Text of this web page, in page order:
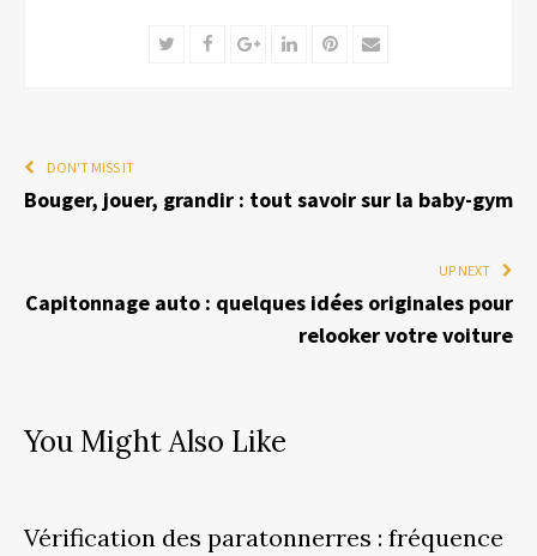
TwitterFacebookGoogle+LinkedInPinterest
Email
DON'T MISS IT
Bouger, jouer, grandir : tout savoir sur la baby-gym
UP NEXT
Capitonnage auto : quelques idées originales pour
relooker votre voiture
You Might Also Like
Vérification des paratonnerres : fréquence